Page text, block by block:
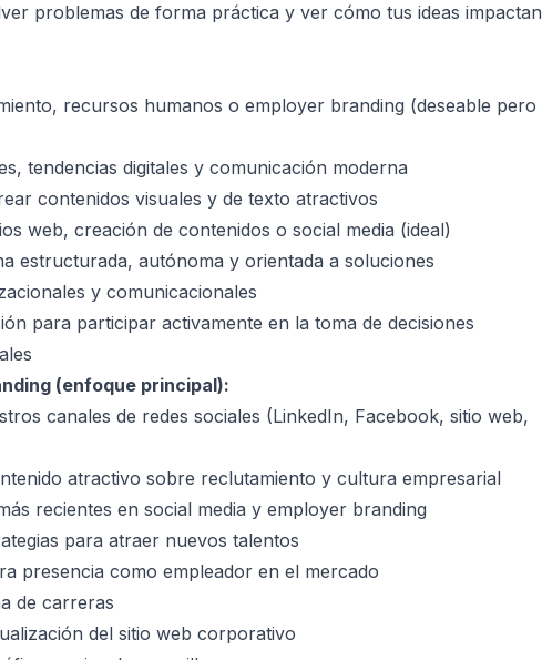
problemas de forma práctica y ver cómo tus ideas impactan
recursos humanos o employer branding (deseable pero
tendencias digitales y comunicación moderna
contenidos visuales y de texto atractivos
web, creación de contenidos o social media (ideal)
estructurada, autónoma y orientada a soluciones
y comunicacionales
para participar activamente en la toma de decisiones
(enfoque principal):
canales de redes sociales (LinkedIn, Facebook, sitio web,
atractivo sobre reclutamiento y cultura empresarial
recientes en social media y employer branding
para atraer nuevos talentos
presencia como empleador en el mercado
de carreras
del sitio web corporativo